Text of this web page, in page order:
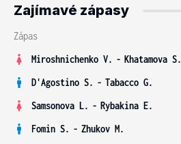
Zajímavé zápasy
Zápas
Miroshnichenko V. - Khatamova S.
D'Agostino S. - Tabacco G.
Samsonova L. - Rybakina E.
Fomin S. - Zhukov M.